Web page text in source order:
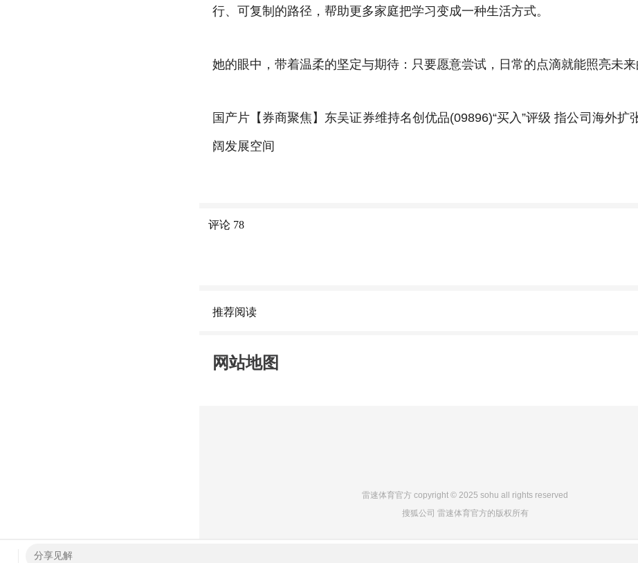
行、可复制的路径，帮助更多家庭把学习变成一种生活方式。
她的眼中，带着温柔的坚定与期待：只要愿意尝试，日常的点滴就能照亮未来
国产片【券商聚焦】东吴证券维持名创优品(09896)“买入”评级 指公司海外扩
阔发展空间
评论 78
推荐阅读
网站地图
雷速体育官方 copyright © 2025 sohu all rights reserved
搜狐公司 雷速体育官方的版权所有